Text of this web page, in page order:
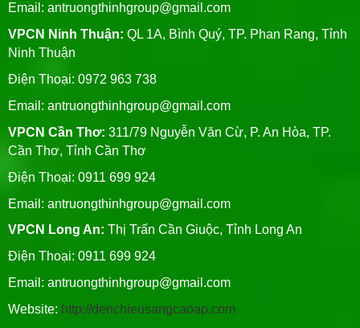
Email: antruongthinhgroup@gmail.com
VPCN Ninh Thuận: QL 1A, Bình Quý, TP. Phan Rang, Tỉnh
Ninh Thuận
Điện Thoại: 0972 963 738
Email: antruongthinhgroup@gmail.com
VPCN Cần Thơ: 311/79 Nguyễn Văn Cừ, P. An Hòa, TP.
Cần Thơ, Tỉnh Cần Thơ
Điện Thoại: 0911 699 924
Email: antruongthinhgroup@gmail.com
VPCN Long An: Thị Trấn Cần Giuộc, Tỉnh Long An
Điện Thoại: 0911 699 924
Email: antruongthinhgroup@gmail.com
Website: http://denchieusangcaoap.com